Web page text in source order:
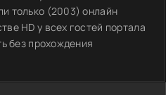
только (2003) онлайн
HD у всех гостей портала
без прохождения